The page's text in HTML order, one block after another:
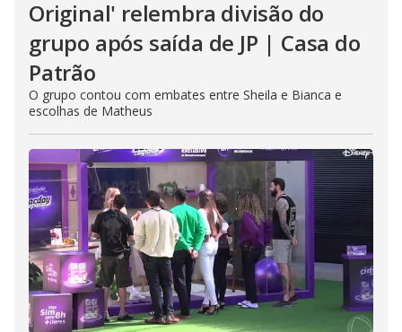
Original' relembra divisão do
grupo após saída de JP | Casa do
Patrão
O grupo contou com embates entre Sheila e Bianca e
escolhas de Matheus